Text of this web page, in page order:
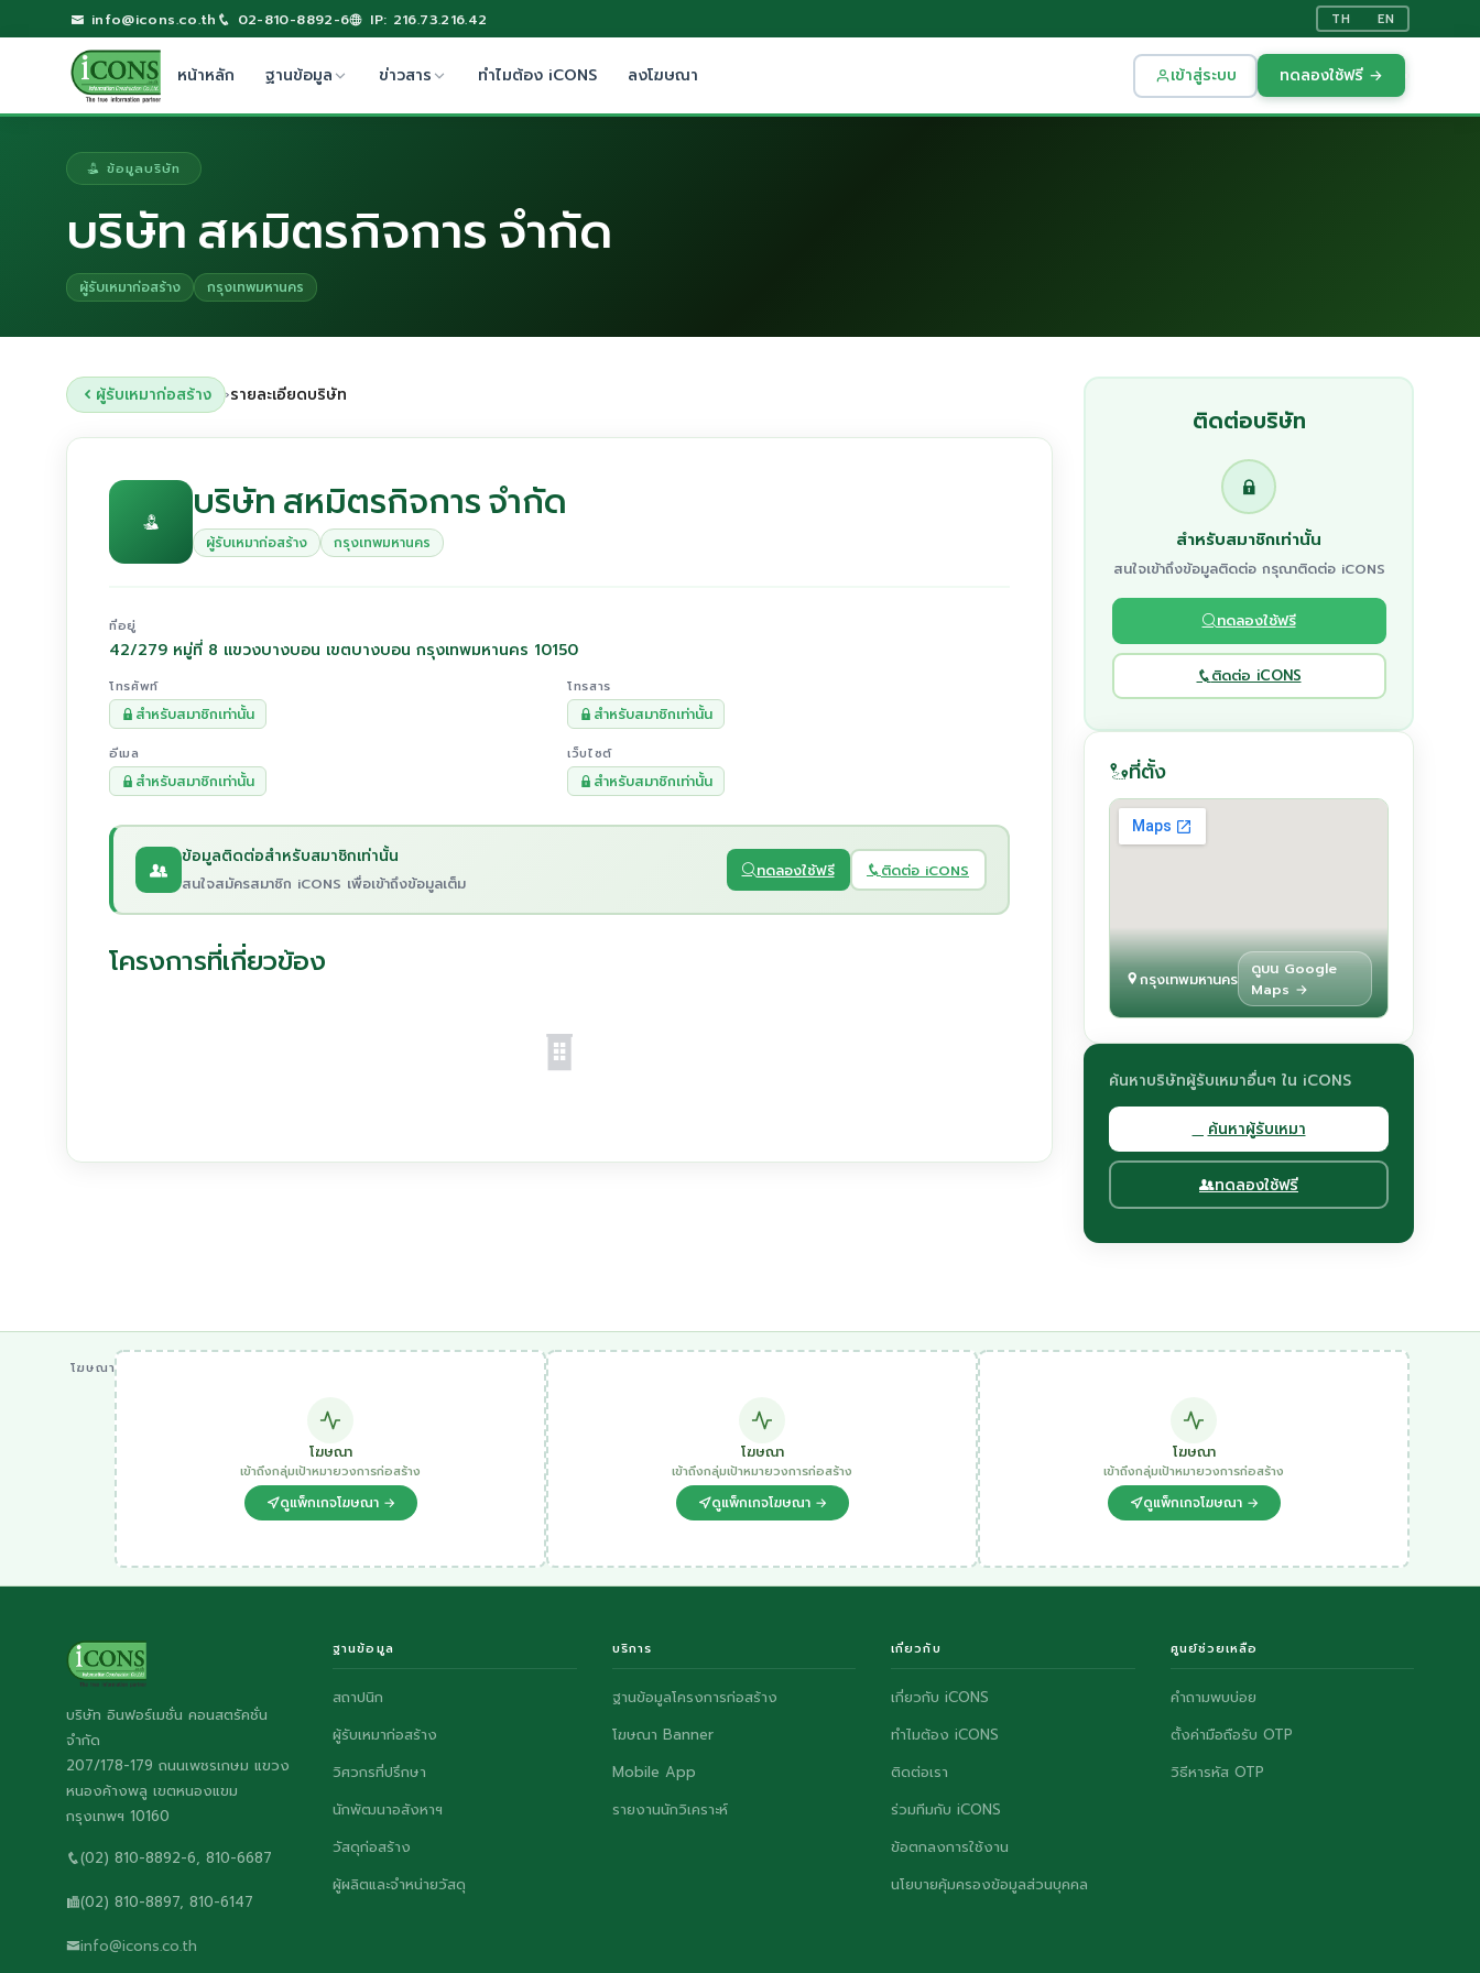
info@icons.co.th 02-810-8892-6 IP: 216.73.216.42 TH EN
หน้าหลัก ฐานข้อมูล ข่าวสาร ทำไมต้อง iCONS ลงโฆษณา เข้าสู่ระบบ ทดลองใช้ฟรี →
ข้อมูลบริษัท
บริษัท สหมิตรกิจการ จำกัด
ผู้รับเหมาก่อสร้าง กรุงเทพมหานคร
ผู้รับเหมาก่อสร้าง ›รายละเอียดบริษัท
บริษัท สหมิตรกิจการ จำกัด
ผู้รับเหมาก่อสร้าง กรุงเทพมหานคร
ที่อยู่
42/279 หมู่ที่ 8 แขวงบางบอน เขตบางบอน กรุงเทพมหานคร 10150
โทรศัพท์
สำหรับสมาชิกเท่านั้น
โทรสาร
สำหรับสมาชิกเท่านั้น
อีเมล
สำหรับสมาชิกเท่านั้น
เว็บไซต์
สำหรับสมาชิกเท่านั้น
ข้อมูลติดต่อสำหรับสมาชิกเท่านั้น
สนใจสมัครสมาชิก iCONS เพื่อเข้าถึงข้อมูลเต็ม
ทดลองใช้ฟรี ติดต่อ iCONS
โครงการที่เกี่ยวข้อง
ติดต่อบริษัท
สำหรับสมาชิกเท่านั้น
สนใจเข้าถึงข้อมูลติดต่อ กรุณาติดต่อ iCONS
ทดลองใช้ฟรี
ติดต่อ iCONS
ที่ตั้ง
กรุงเทพมหานคร
ดูบน Google
Maps →
ค้นหาบริษัทผู้รับเหมาอื่นๆ ใน iCONS
ค้นหาผู้รับเหมา
ทดลองใช้ฟรี
โฆษณา
โฆษณา
เข้าถึงกลุ่มเป้าหมายวงการก่อสร้าง
ดูแพ็กเกจโฆษณา →
โฆษณา
เข้าถึงกลุ่มเป้าหมายวงการก่อสร้าง
ดูแพ็กเกจโฆษณา →
โฆษณา
เข้าถึงกลุ่มเป้าหมายวงการก่อสร้าง
ดูแพ็กเกจโฆษณา →
บริษัท อินฟอร์เมชั่น คอนสตรัคชั่น
จำกัด
207/178-179 ถนนเพชรเกษม แขวง
หนองค้างพลู เขตหนองแขม
กรุงเทพฯ 10160
(02) 810-8892-6, 810-6687
(02) 810-8897, 810-6147
info@icons.co.th
ฐานข้อมูล
สถาปนิก
ผู้รับเหมาก่อสร้าง
วิศวกรที่ปรึกษา
นักพัฒนาอสังหาฯ
วัสดุก่อสร้าง
ผู้ผลิตและจำหน่ายวัสดุ
บริการ
ฐานข้อมูลโครงการก่อสร้าง
โฆษณา Banner
Mobile App
รายงานนักวิเคราะห์
เกี่ยวกับ
เกี่ยวกับ iCONS
ทำไมต้อง iCONS
ติดต่อเรา
ร่วมทีมกับ iCONS
ข้อตกลงการใช้งาน
นโยบายคุ้มครองข้อมูลส่วนบุคคล
ศูนย์ช่วยเหลือ
คำถามพบบ่อย
ตั้งค่ามือถือรับ OTP
วิธีหารหัส OTP